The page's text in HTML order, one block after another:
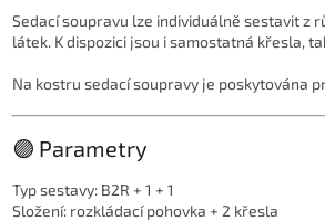
Sedací soupravu lze individuálně sestavit z
látek. K dispozici jsou i samostatná křesla,
Na kostru sedací soupravy je poskytována
🟣 Parametry
Typ sestavy: B2R + 1 + 1
Složení: rozkládací pohovka + 2 křesla